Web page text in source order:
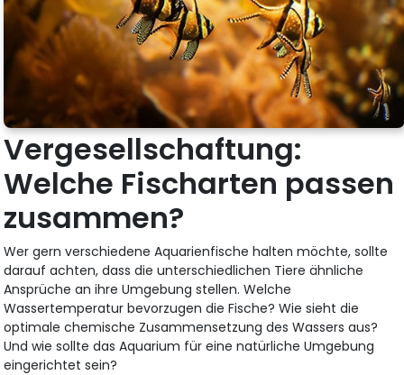
Vergesellschaftung:
Welche Fischarten passen
zusammen?
Wer gern verschiedene Aquarienfische halten möchte, sollte
darauf achten, dass die unterschiedlichen Tiere ähnliche
Ansprüche an ihre Umgebung stellen. Welche
Wassertemperatur bevorzugen die Fische? Wie sieht die
optimale chemische Zusammensetzung des Wassers aus?
Und wie sollte das Aquarium für eine natürliche Umgebung
eingerichtet sein?